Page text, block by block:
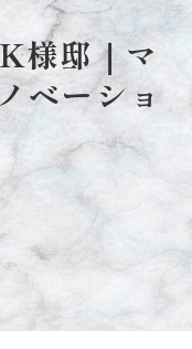
様邸｜マ
ベーショ